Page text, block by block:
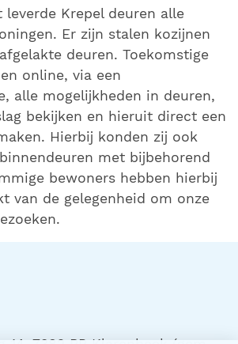
Krepel deuren alle
Er zijn stalen kozijnen
deuren. Toekomstige
online, via een
alle mogelijkheden in deuren,
bekijken en hieruit direct een
Hierbij konden zij ook
met bijbehorend
bewoners hebben hierbij
van de gelegenheid om onze